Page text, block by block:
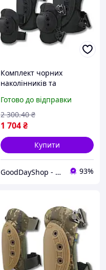
Комплект чорних
наколінників та
Готово до відправки
1 704₴
2 300.40 ₴
Купити
GoodDayShop - Онлайн магазин різноманітних товарів 93%